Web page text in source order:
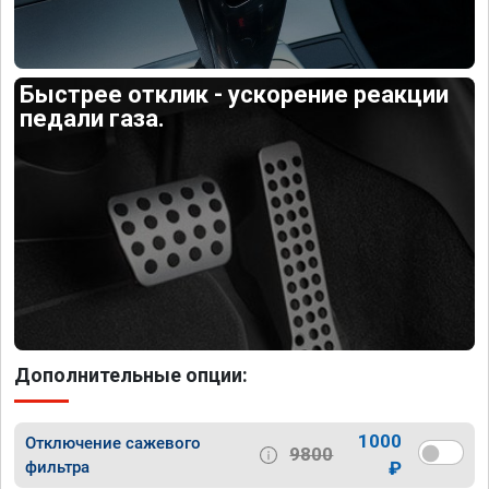
Быстрее отклик - ускорение реакции
педали газа.
Дополнительные опции:
Отключение сажевого
фильтра
9800
1000
₽